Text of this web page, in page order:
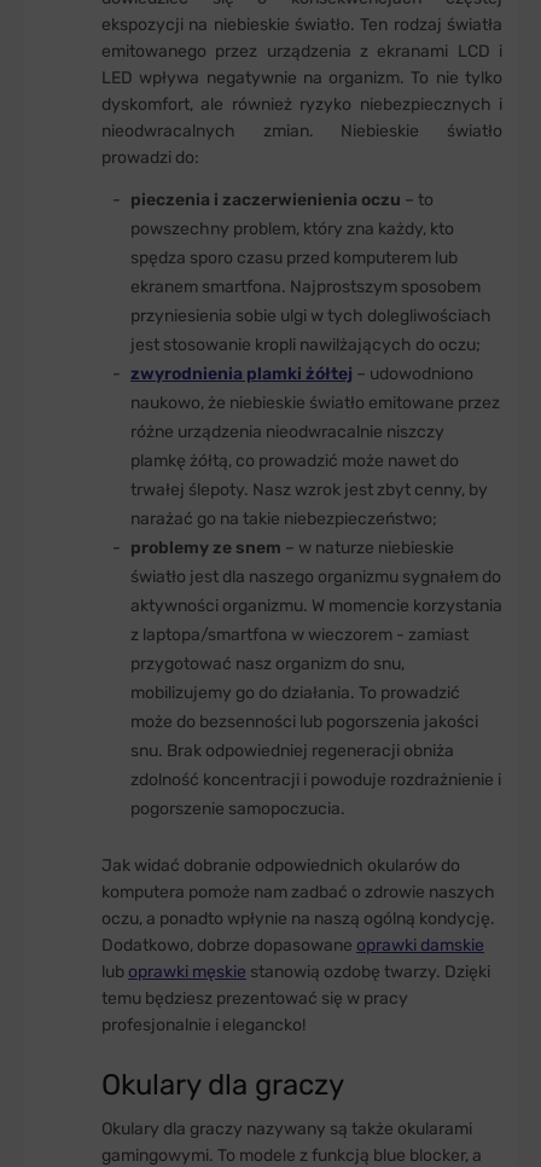
ekspozycji na niebieskie światło. Ten rodzaj światła
emitowanego przez urządzenia z ekranami LCD i
LED wpływa negatywnie na organizm. To nie tylko
dyskomfort, ale również ryzyko niebezpiecznych i
nieodwracalnych zmian. Niebieskie światło
prowadzi do:
pieczenia i zaczerwienienia oczu – to
powszechny problem, który zna każdy, kto
spędza sporo czasu przed komputerem lub
ekranem smartfona. Najprostszym sposobem
przyniesienia sobie ulgi w tych dolegliwościach
jest stosowanie kropli nawilżających do oczu;
zwyrodnienia plamki żółtej – udowodniono
naukowo, że niebieskie światło emitowane przez
różne urządzenia nieodwracalnie niszczy
plamkę żółtą, co prowadzić może nawet do
trwałej ślepoty. Nasz wzrok jest zbyt cenny, by
narażać go na takie niebezpieczeństwo;
problemy ze snem – w naturze niebieskie
światło jest dla naszego organizmu sygnałem do
aktywności organizmu. W momencie korzystania
z laptopa/smartfona w wieczorem - zamiast
przygotować nasz organizm do snu,
mobilizujemy go do działania. To prowadzić
może do bezsenności lub pogorszenia jakości
snu. Brak odpowiedniej regeneracji obniża
zdolność koncentracji i powoduje rozdrażnienie i
pogorszenie samopoczucia.
Jak widać dobranie odpowiednich okularów do
komputera pomoże nam zadbać o zdrowie naszych
oczu, a ponadto wpłynie na naszą ogólną kondycję.
Dodatkowo, dobrze dopasowane oprawki damskie
lub oprawki męskie stanowią ozdobę twarzy. Dzięki
temu będziesz prezentować się w pracy
profesjonalnie i elegancko!
Okulary dla graczy
Okulary dla graczy nazywany są także okularami
gamingowymi. To modele z funkcją blue blocker, a